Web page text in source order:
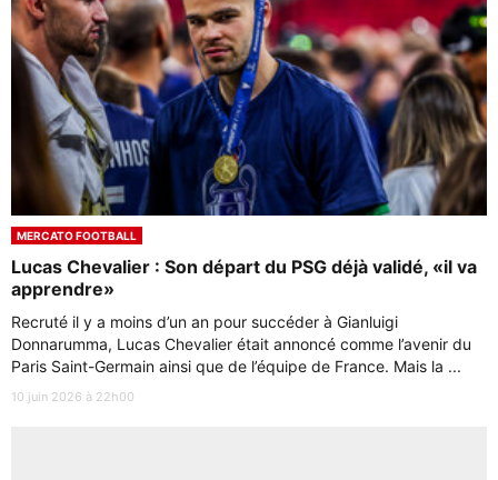
MERCATO FOOTBALL
Lucas Chevalier : Son départ du PSG déjà validé, «il va
apprendre»
Recruté il y a moins d’un an pour succéder à Gianluigi
Donnarumma, Lucas Chevalier était annoncé comme l’avenir du
Paris Saint-Germain ainsi que de l’équipe de France. Mais la ...
10 juin 2026 à 22h00